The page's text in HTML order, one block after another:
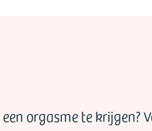
orgasme te krijgen?